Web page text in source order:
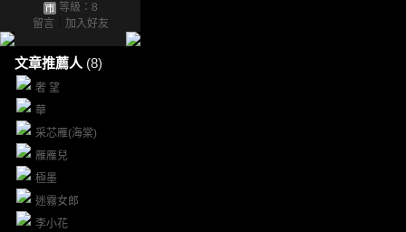
等級：8
留言
加入好友
文章推薦人 (8)
奢 望
華
采芯雁(海棠)
雁雁兒
極墨
迷霧女郎
李小花